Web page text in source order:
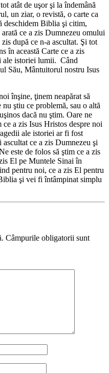
atât de uşor şi la îndemână
un ziar, o revistă, o carte ca
deschidem Biblia şi citim,
ce a zis Dumnezeu omului
după ce n-a ascultat. Şi tot
în această Carte ce a zis
ale istoriei lumii. Când
Său, Mântuitorul nostru Isus
înşine, ţinem neapărat să
ştiu ce problemă, sau o altă
dacă nu ştim. Oare ne
a zis Isus Hristos despre noi
ale istoriei ar fi fost
ce a zis Dumnezeu şi
este de folos să ştim ce a zis
El pe Muntele Sinai în
pentru noi, ce a zis El pentru
şi vei fi întâmpinat simplu
Câmpurile obligatorii sunt